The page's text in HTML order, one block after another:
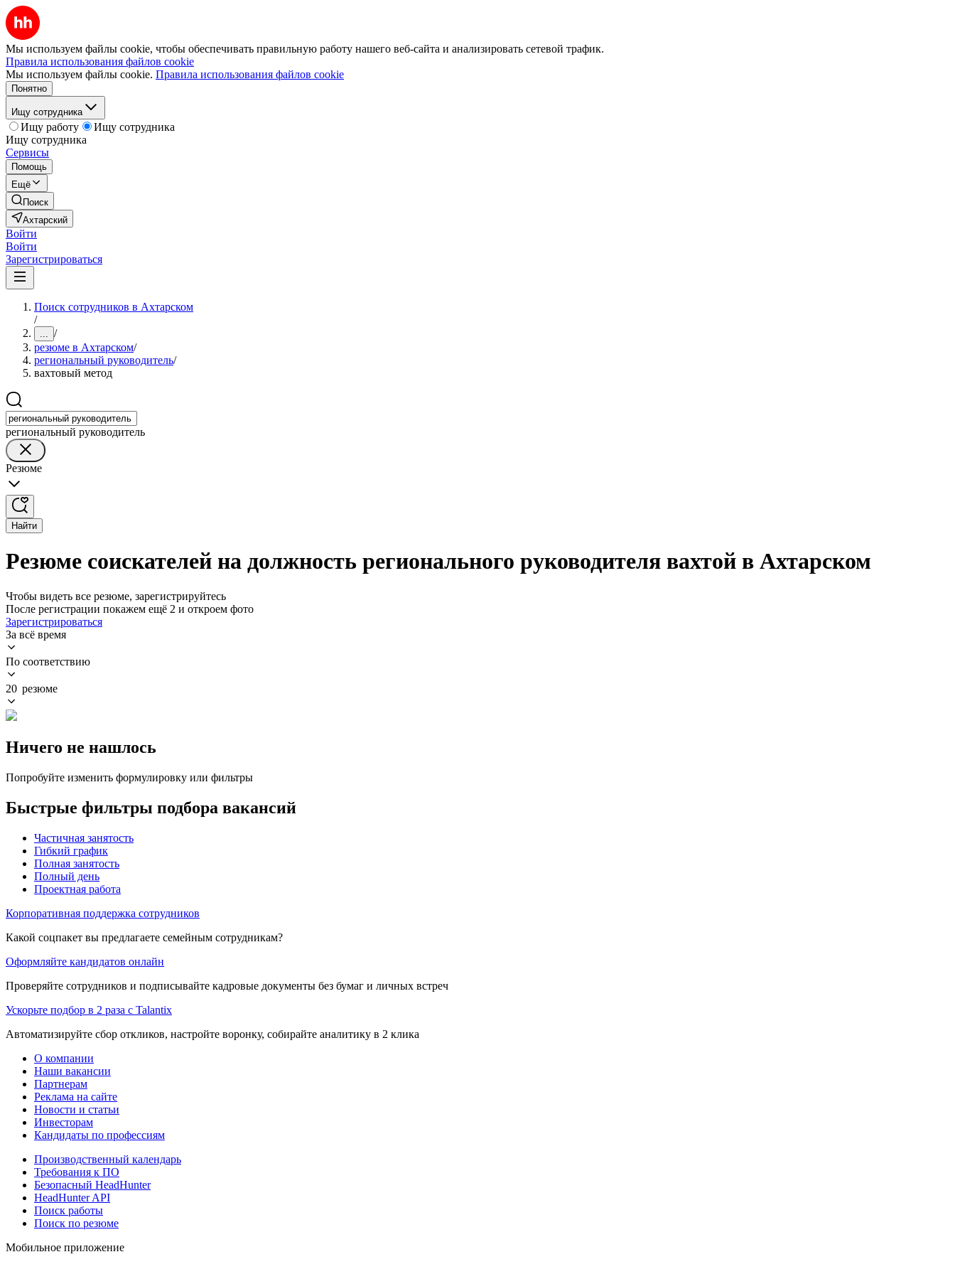
Мы используем файлы cookie, чтобы обеспечивать правильную работу нашего веб-сайта и анализировать сетевой трафик.
Правила использования файлов cookie
Мы используем файлы cookie. Правила использования файлов cookie
Понятно
Ищу сотрудника
Ищу работу
Ищу сотрудника
Ищу сотрудника
Сервисы
Помощь
Ещё
Поиск
Ахтарский
Войти
Войти
Зарегистрироваться
Поиск сотрудников в Ахтарском
/
... /
резюме в Ахтарском/
региональный руководитель/
вахтовый метод
региональный руководитель
Резюме
Найти
Резюме соискателей на должность регионального руководителя вахтой в Ахтарском
Чтобы видеть все резюме, зарегистрируйтесь
После регистрации покажем ещё 2 и откроем фото
Зарегистрироваться
За всё время
По соответствию
20 резюме
Ничего не нашлось
Попробуйте изменить формулировку или фильтры
Быстрые фильтры подбора вакансий
Частичная занятость
Гибкий график
Полная занятость
Полный день
Проектная работа
Корпоративная поддержка сотрудников
Какой соцпакет вы предлагаете семейным сотрудникам?
Оформляйте кандидатов онлайн
Проверяйте сотрудников и подписывайте кадровые документы без бумаг и личных встреч
Ускорьте подбор в 2 раза с Talantix
Автоматизируйте сбор откликов, настройте воронку, собирайте аналитику в 2 клика
О компании
Наши вакансии
Партнерам
Реклама на сайте
Новости и статьи
Инвесторам
Кандидаты по профессиям
Производственный календарь
Требования к ПО
Безопасный HeadHunter
HeadHunter API
Поиск работы
Поиск по резюме
Мобильное приложение